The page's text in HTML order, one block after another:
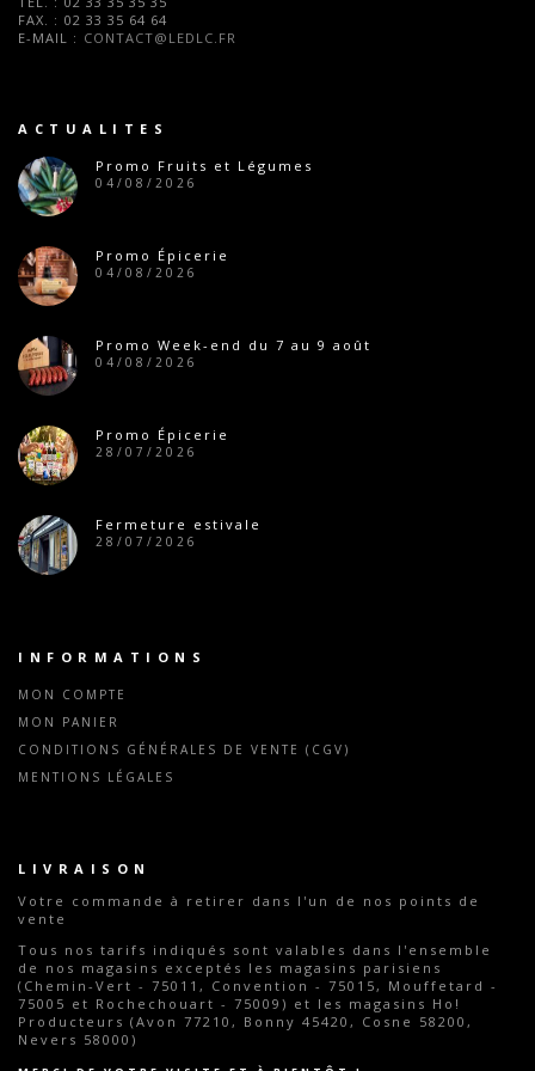
FAX. : 02 33 35 64 64
E-MAIL : CONTACT@LEDLC.FR
ACTUALITES
Promo Fruits et Légumes
04/08/2026
Promo Épicerie
04/08/2026
Promo Week-end du 7 au 9 août
04/08/2026
Promo Épicerie
28/07/2026
Fermeture estivale
28/07/2026
INFORMATIONS
MON COMPTE
MON PANIER
CONDITIONS GÉNÉRALES DE VENTE (CGV)
MENTIONS LÉGALES
LIVRAISON
Votre commande à retirer dans l'un de nos points de
vente
Tous nos tarifs indiqués sont valables dans l'ensemble
de nos magasins exceptés les magasins parisiens
(Chemin-Vert - 75011, Convention - 75015, Mouffetard -
75005 et Rochechouart - 75009) et les magasins Ho!
Producteurs (Avon 77210, Bonny 45420, Cosne 58200,
Nevers 58000)